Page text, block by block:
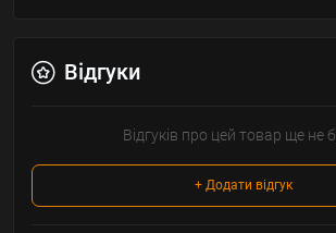
Відгуки
Відгуків про цей товар ще не
+ Додати відгук